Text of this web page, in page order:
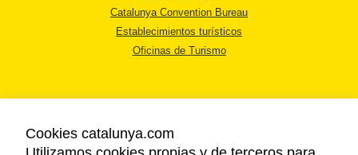
Catalunya Convention Bureau
Establecimientos turísticos
Oficinas de Turismo
Cookies catalunya.com